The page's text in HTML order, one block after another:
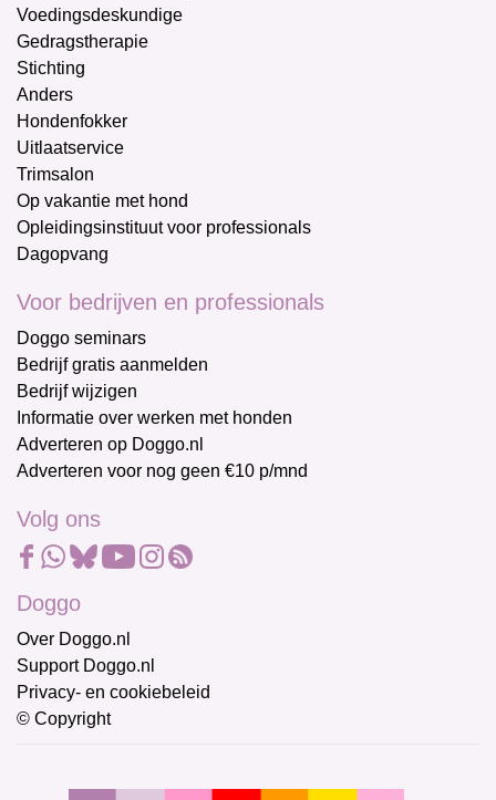
Voedingsdeskundige
Gedragstherapie
Stichting
Anders
Hondenfokker
Uitlaatservice
Trimsalon
Op vakantie met hond
Opleidingsinstituut voor professionals
Dagopvang
Voor bedrijven en professionals
Doggo seminars
Bedrijf gratis aanmelden
Bedrijf wijzigen
Informatie over werken met honden
Adverteren op Doggo.nl
Adverteren voor nog geen €10 p/mnd
Volg ons
Doggo
Over Doggo.nl
Support Doggo.nl
Privacy- en cookiebeleid
© Copyright